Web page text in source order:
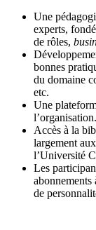
Une
experts,
de rôles,
bonnes
du domaine
etc.
Une
l’organisation.
Accès à la
largement
l’Université
Les
abonnements
de